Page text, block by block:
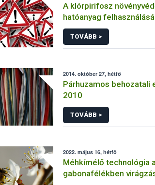
A klórpirifosz
hatóanyag
korlátozása
TOVÁBB >
2014. október 27, hétfő
Párhuzamos behozatali
2010
TOVÁBB >
2022. május 16, hétfő
Méhkímélő technológia
gabonafélékben